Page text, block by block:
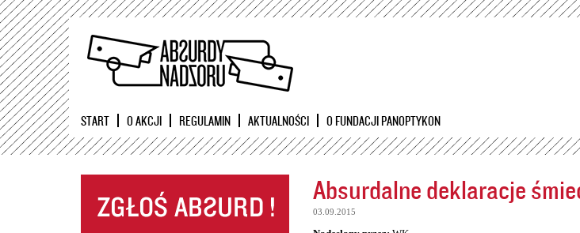
Przejdź
START O AKCJI REGULAMIN AKTUALNOŚCI O FUNDACJI PANOPTYKON
Absurdalne deklaracje
03.09.2015